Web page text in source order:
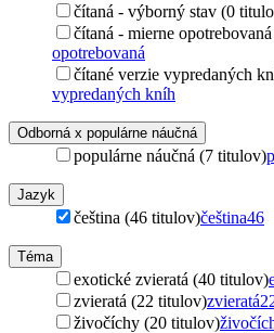
čítaná - výborný stav (0
čítaná - mierne
opotrebovaná
čítané verzie vypredaných
vypredaných kníh
Odborná x populárne náučná
populárne náučná (7 titulov)
Jazyk
čeština (46 titulov)čeština46
Téma
exotické zvieratá (40 titulov)
zvieratá (22 titulov)zvieratá
živočíchy (20 titulov)